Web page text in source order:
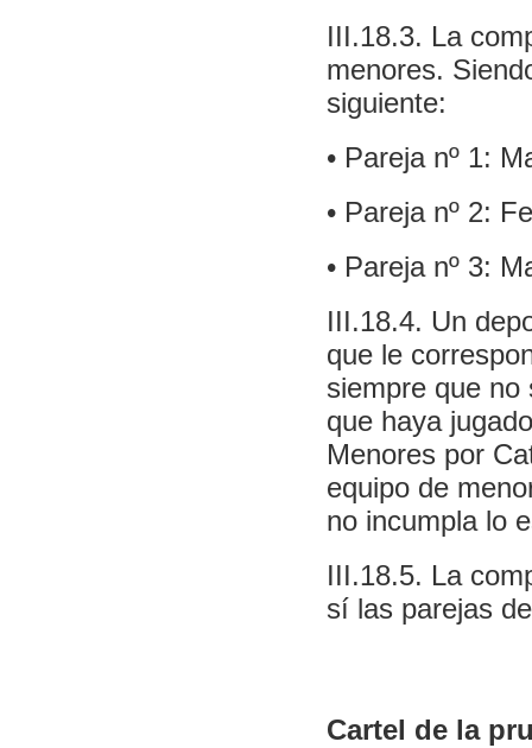
III.18.3. La
menores.
siguiente:
• Pareja nº 1:
• Pareja nº 2:
• Pareja nº 3:
III.18.4. Un
que le
siempre que no
que haya
Menores por
equipo de
no incumpla lo
III.18.5. La
sí las parejas
Cartel de la